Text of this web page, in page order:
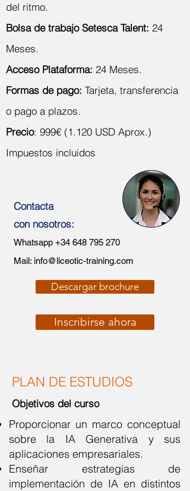
del ritmo.
Bolsa de trabajo Setesca Talent: 24
Meses.
Acceso Plataforma: 24 Meses.
Formas de pago: Tarjeta, transferencia
o pago a plazos.
Precio: 999€ (1.120 USD Aprox.)
Impuestos incluidos
Contacta
con nosotros:
Whatsapp +34 648 795 270
Mail: info@liceotic-training.com
Descargar brochure
Inscribirse ahora
PLAN DE ESTUDIOS
Objetivos del curso
Proporcionar un marco conceptual
sobre la IA Generativa y sus
aplicaciones empresariales.
Enseñar estrategias de
implementación de IA en distintos